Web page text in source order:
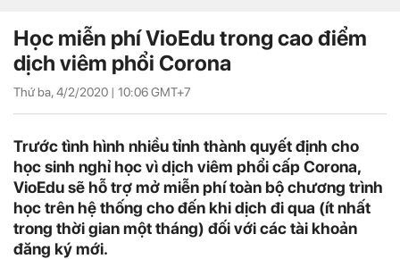
Học miễn phí VioEdu trong cao điểm
dịch viêm phổi Corona
Thứ ba, 4/2/2020 | 10:06GMT+7
Trước tình hình nhiều tỉnh thành quyết định cho
học sinh nghỉ học vì dịch viêm phổi cấp Corona,
VioEdu sẽ hỗ trợ mở miễn phí toàn bộ chương trình
học trên hệ thống cho đến khi dịch đi qua (ít nhất
trong thời gian một tháng) đối với các tài khoản
đăng ký mới.